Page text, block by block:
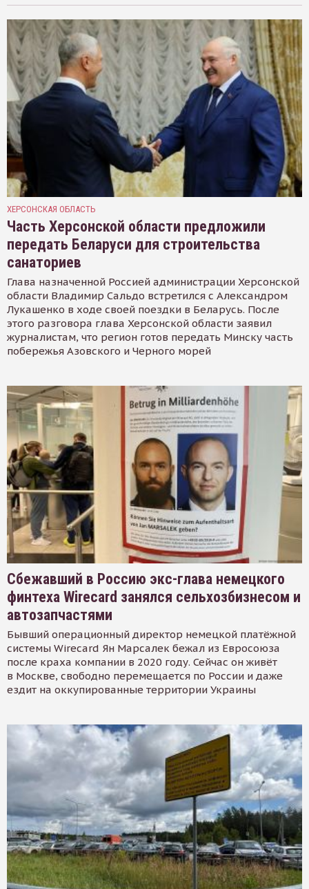
ХЕРСОНСКАЯ ОБЛАСТЬ
Часть Херсонской области предложили
передать Беларуси для строительства
санаториев
Глава назначенной Россией администрации Херсонской
области Владимир Сальдо встретился с Александром
Лукашенко в ходе своей поездки в Беларусь. После
этого разговора глава Херсонской области заявил
журналистам, что регион готов передать Минску часть
побережья Азовского и Черного морей
Сбежавший в Россию экс-глава немецкого
финтеха Wirecard занялся сельхозбизнесом и
автозапчастями
Бывший операционный директор немецкой платёжной
системы Wirecard Ян Марсалек бежал из Евросоюза
после краха компании в 2020 году. Сейчас он живёт
в Москве, свободно перемещается по России и даже
ездит на оккупированные территории Украины